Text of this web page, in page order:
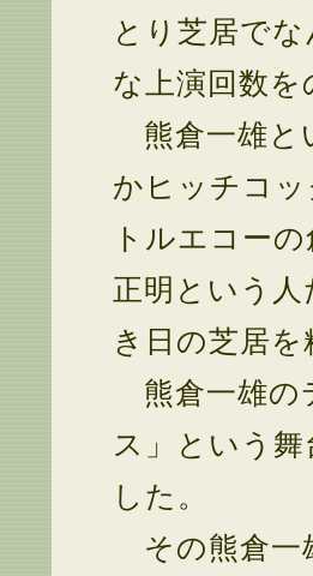
とり芝居で
な上演回数
熊倉一雄と
かヒッチコ
トルエコー
正明という
き日の芝居
熊倉一雄の
ス」という
した。
その熊倉一